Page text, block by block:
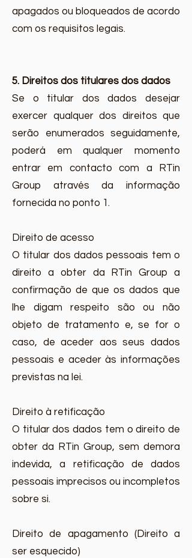
apagados ou bloqueados de acordo
com os requisitos legais.
5. Direitos dos titulares dos dados
Se o titular dos dados desejar
exercer qualquer dos direitos que
serão enumerados seguidamente,
poderá em qualquer momento
entrar em contacto com a RTin
Group através da informação
fornecida no ponto 1.
Direito de acesso
O titular dos dados pessoais tem o
direito a obter da RTin Group a
confirmação de que os dados que
lhe digam respeito são ou não
objeto de tratamento e, se for o
caso, de aceder aos seus dados
pessoais e aceder às informações
previstas na lei.
Direito à retificação
O titular dos dados tem o direito de
obter da RTin Group, sem demora
indevida, a retificação de dados
pessoais imprecisos ou incompletos
sobre si.
Direito de apagamento (Direito a
ser esquecido)